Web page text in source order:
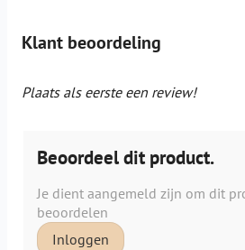
Klant beoordeling
Plaats als eerste een review!
Beoordeel dit product.
Je dient aangemeld zijn om dit
beoordelen
Inloggen